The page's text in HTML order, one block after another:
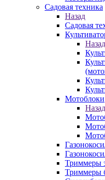
Садовая техника
Назад
Садовая
Назад
Мотоблоки
Назад
Триммеры
Триммеры